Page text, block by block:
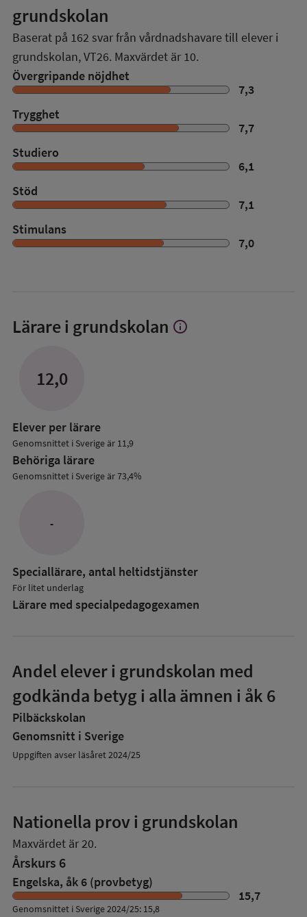
grundskolan
Baserat på 162 svar från vårdnadshavare till elever i
grundskolan,VT26. Maxvärdet är 10.
Övergripande nöjdhet
7,3
Trygghet
7,7
Studiero
6,1
Stöd
7,1
Stimulans
7,0
Lärare i grundskolan Visa
info
12,0
Elever per lärare
Genomsnittet i Sverige är 11,9
Behöriga lärare
Genomsnittet i Sverige är 73,4%
-
Speciallärare, antal heltidstjänster
För litet underlag
Lärare med specialpedagog­examen
Andel elever i grundskolan med
godkända betyg i alla ämnen i åk 6
Pilbäckskolan
Genomsnitt i Sverige
Uppgiften avser läsåret 2024/25
Nationella prov i grundskolan
Maxvärdet är 20.
Årskurs 6
Engelska, åk 6 (provbetyg)
15,7
Genomsnittet i Sverige 2024/25: 15,8